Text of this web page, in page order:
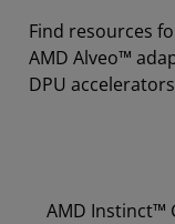
Find resources
AMD Alveo™
DPU
AMD Instinct™